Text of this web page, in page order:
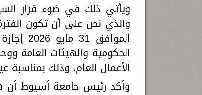
الحكومية والهيئات العامة
الأعمال العام، وذلك بمناسبة
وأكد رئيس جامعة أسيوط أن